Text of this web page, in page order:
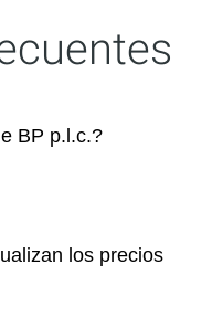
BP p.l.c.?
los precios